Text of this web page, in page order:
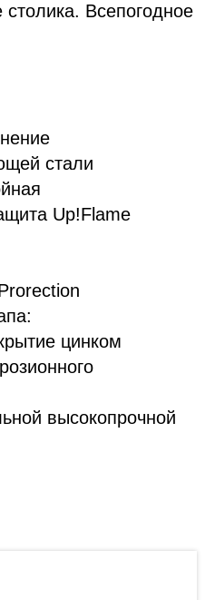
столика. Всепогодное
стали
Up!Flame
цинком
высокопрочной